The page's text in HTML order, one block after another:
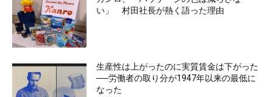
い」 村田社長が熱く語った理由
生産性は上がったのに実質賃金は下がった
──労働者の取り分が1947年以来の最低に
なった